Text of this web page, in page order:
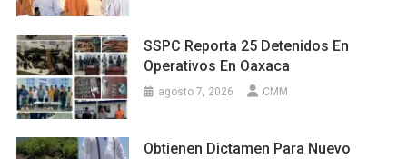
SSPC Reporta 25 Detenidos En
Operativos En Oaxaca
agosto 7, 2026 CMM
Obtienen Dictamen Para Nuevo